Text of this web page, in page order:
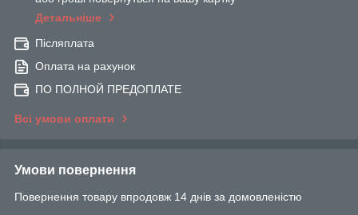
Детальніше
Післяплата
Оплата на рахунок
ПО ПОЛНОЙ ПРЕДОПЛАТЕ
Всі умови оплати
Умови повернення
Повернення товару впродовж 14 днів за домовленістю